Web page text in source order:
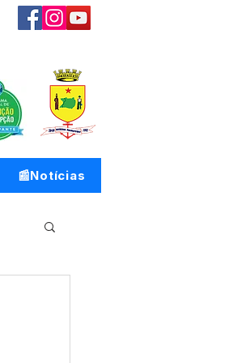
📰Notícias